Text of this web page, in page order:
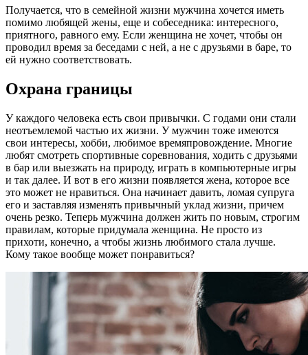
Получается, что в семейной жизни мужчина хочется иметь
помимо любящей жены, еще и собеседника: интересного,
приятного, равного ему. Если женщина не хочет, чтобы он
проводил время за беседами с ней, а не с друзьями в баре, то
ей нужно соответствовать.
Охрана границы
У каждого человека есть свои привычки. С годами они стали
неотъемлемой частью их жизни. У мужчин тоже имеются
свои интересы, хобби, любимое времяпровождение. Многие
любят смотреть спортивные соревнования, ходить с друзьями
в бар или выезжать на природу, играть в компьютерные игры
и так далее. И вот в его жизни появляется жена, которое все
это может не нравиться. Она начинает давить, ломая супруга
его и заставляя изменять привычный уклад жизни, причем
очень резко. Теперь мужчина должен жить по новым, строгим
правилам, которые придумала женщина. Не просто из
прихоти, конечно, а чтобы жизнь любимого стала лучше.
Кому такое вообще может понравиться?